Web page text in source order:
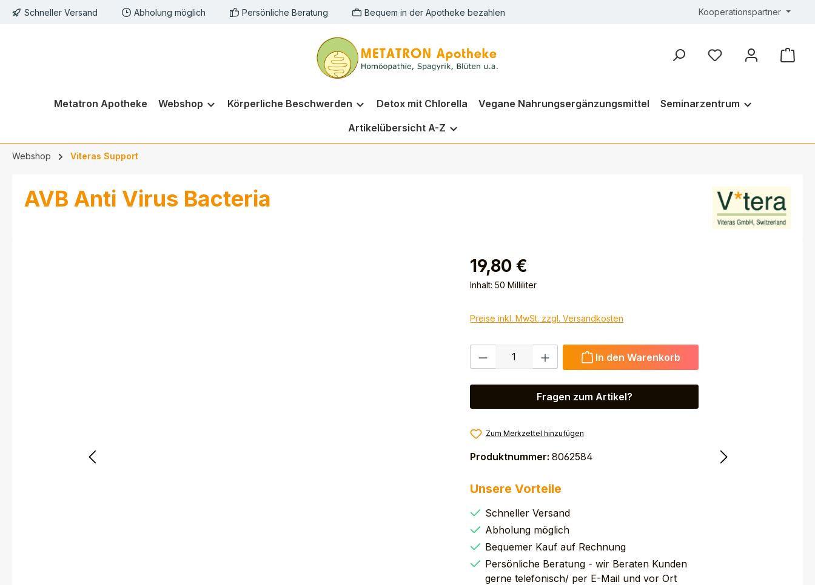
Zur Hauptnavigation springen
Schneller Versand Abholung möglich Persönliche Beratung Bequem in der Apotheke bezahlen Kooperationspartner
Metatron Apotheke Webshop Körperliche Beschwerden Detox mit Chlorella Vegane Nahrungsergänzungsmittel
Seminarzentrum
Artikelübersicht A-Z
Webshop Viteras Support
AVB Anti Virus Bacteria
19,80 €
Inhalt:50 Milliliter
Preise inkl. MwSt. zzgl. Versandkosten
Produkt Anzahl: Gib den gewünschten Wert ein oder benutze die
In den Warenkorb
Fragen zum Artikel?
Zum Merkzettel hinzufügen
Produktnummer:8062584
Unsere Vorteile
Schneller Versand
Abholung möglich
Bequemer Kauf auf Rechnung
Persönliche Beratung - wir Beraten Kunden
gerne telefonisch/ per E-Mail und vor Ort